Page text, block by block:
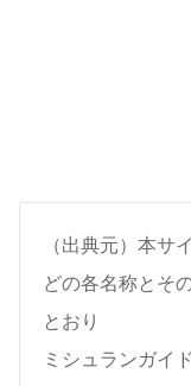
（出典元）本サ
どの各名称とそ
とおり
ミシュランガイ